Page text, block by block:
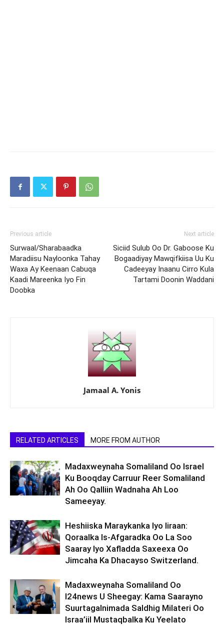
Previous article
Surwaal/Sharabaadka
Maradiisu Nayloonka Tahay
Waxa Ay Keenaan Cabuqa
Kaadi Mareenka Iyo Fin
Doobka
Next article
Siciid Sulub Oo Dr. Gaboose Ku
Bogaadiyay Mawqifkiisa Uu Ku
Cadeeyay Inaanu Cirro Kula
Tartami Doonin Waddani
Jamaal A. Yonis
RELATED ARTICLES MORE FROM AUTHOR
Madaxweynaha Somaliland Oo Israel
Ku Booqday Carruur Reer Somaliland
Ah Oo Qalliin Wadnaha Ah Loo
Sameeyay.
Heshiiska Maraykanka Iyo Iiraan:
Qoraalka Is-Afgaradka Oo La Soo
Saaray Iyo Xafladda Saxeexa Oo
Jimcaha Ka Dhacayso Switzerland.
Madaxweynaha Somaliland Oo
I24news U Sheegay: Kama Saarayno
Suurtagalnimada Saldhig Milateri Oo
Israa’iil Mustaqbalka Ku Yeelato